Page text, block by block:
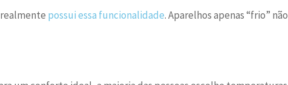
possui essa funcionalidade. Aparelhos apenas “frio” não